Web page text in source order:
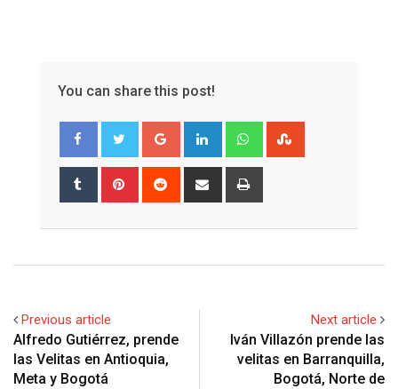
You can share this post!
Google+ LinkedIn Whatsapp
Tumblr Pinterest Reddit
Share
Previous article
Alfredo Gutiérrez, prende
las Velitas en Antioquia,
Meta y Bogotá
Next article
Iván Villazón prende las
velitas en Barranquilla,
Bogotá, Norte de